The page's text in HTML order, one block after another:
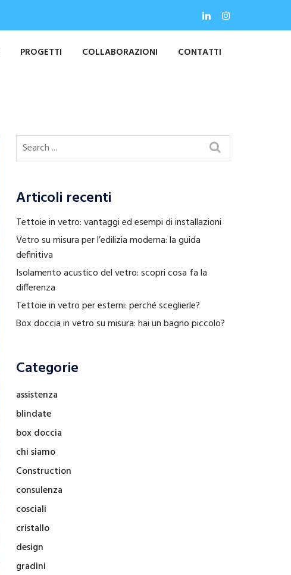
PROGETTI COLLABORAZIONI CONTATTI
Articoli recenti
Tettoie in vetro: vantaggi ed esempi di installazioni
Vetro su misura per l’edilizia moderna: la guida
definitiva
Isolamento acustico del vetro: scopri cosa fa la
differenza
Tettoie in vetro per esterni: perché sceglierle?
Box doccia in vetro su misura: hai un bagno piccolo?
Categorie
assistenza
blindate
box doccia
chi siamo
Construction
consulenza
cosciali
cristallo
design
gradini